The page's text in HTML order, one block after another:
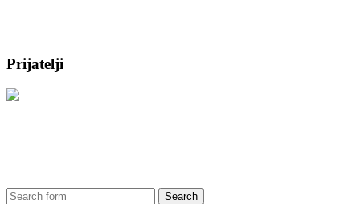
Prijatelji
Search